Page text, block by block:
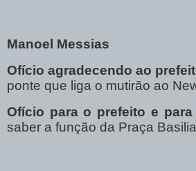
Manoel Messias
Ofício agradecendo ao
ponte que liga o mutirão ao
Ofício para o prefeito e para
saber a função da Praça